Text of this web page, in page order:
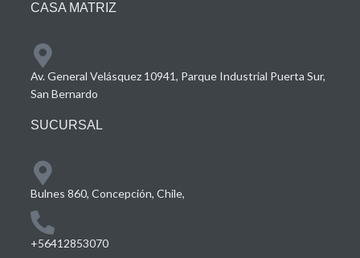
CASA MATRIZ
Av. General Velásquez 10941, Parque Industrial Puerta Sur,
San Bernardo
SUCURSAL
Bulnes 860, Concepción, Chile,
+56412853070